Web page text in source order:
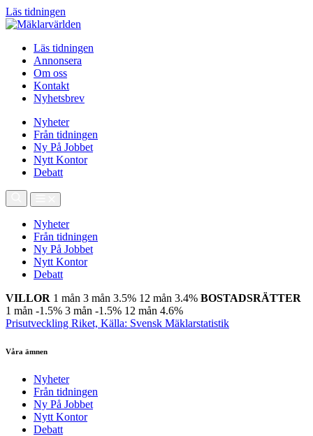
Läs tidningen
Läs tidningen
Annonsera
Om oss
Kontakt
Nyhetsbrev
Nyheter
Från tidningen
Ny På Jobbet
Nytt Kontor
Debatt
Nyheter
Från tidningen
Ny På Jobbet
Nytt Kontor
Debatt
VILLOR 1 mån 3 mån 3.5% 12 mån 3.4% BOSTADSRÄTTER
1 mån -1.5% 3 mån -1.5% 12 mån 4.6%
Prisutveckling Riket, Källa: Svensk Mäklarstatistik
Våra ämnen
Nyheter
Från tidningen
Ny På Jobbet
Nytt Kontor
Debatt